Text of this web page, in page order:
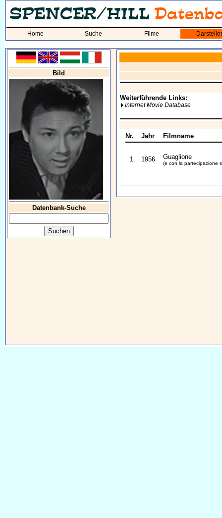
Home Suche Filme Darsteller
Bild
Datenbank-Suche
Weiterführende Links:
Internet Movie Database
Nr. Jahr Filmname
1. 1956 Guaglione
(e con la partecipazione